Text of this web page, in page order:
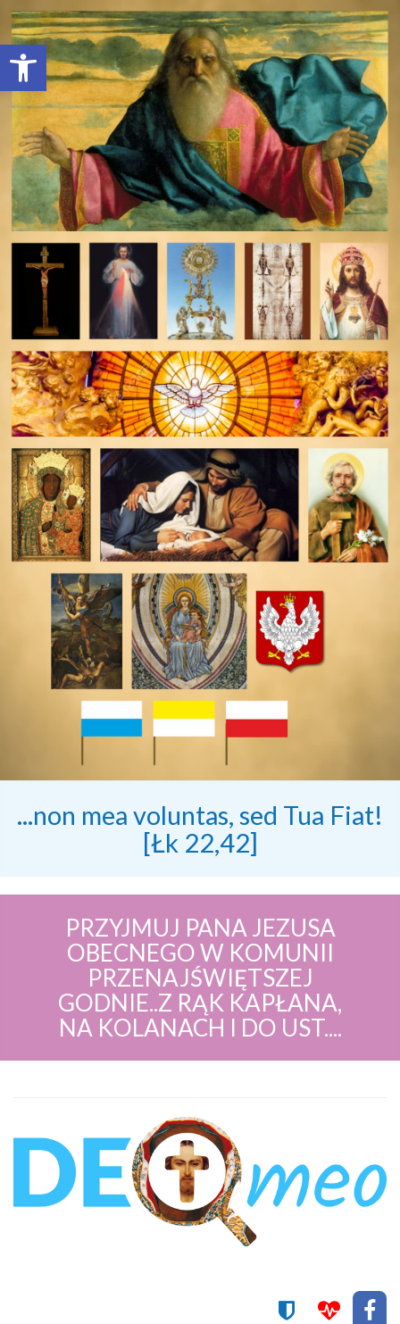
Open toolbar
deomeo-logo
Utwórz konto
Zaloguj
...non mea voluntas, sed Tua Fiat!
[Łk 22,42]
PRZYJMUJ PANA JEZUSA
OBECNEGO W KOMUNII
PRZENAJŚWIĘTSZEJ
GODNIE..Z RĄK KAPŁANA,
NA KOLANACH I DO UST....